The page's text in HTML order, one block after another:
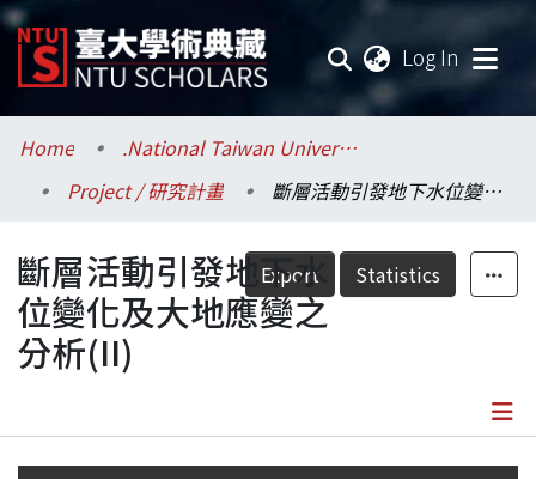
Log In
Communities & Collections
Research Outputs
Fundings & Projects
Researchers
Statistics
Home
.National Taiwan University / 國立臺灣大學
Project / 研究計畫
斷層活動引發地下水位變化及大地應變之分析(II)
Export Statistics
斷層活動引發地下水
位變化及大地應變之
分析(II)
Details